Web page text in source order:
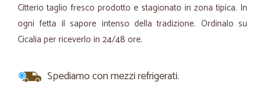
Citterio taglio fresco prodotto e stagionato in zona tipica. In
ogni fetta il sapore intenso della tradizione. Ordinalo su
Cicalia per riceverlo in 24/48 ore.
Spediamo con mezzi refrigerati.